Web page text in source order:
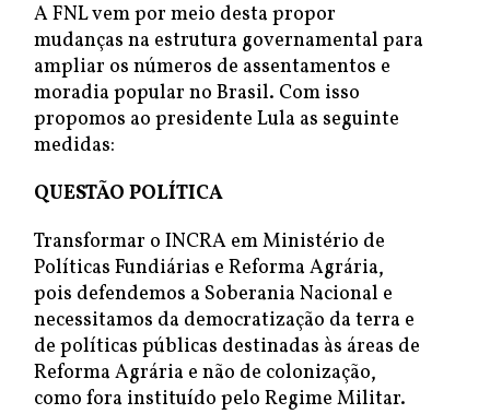
A FNL vem por meio desta propor
mudanças na estrutura governamental para
ampliar os números de assentamentos e
moradia popular no Brasil. Com isso
propomos ao presidente Lula as seguinte
medidas:
QUESTÃO POLÍTICA
Transformar o INCRA em Ministério de
Políticas Fundiárias e Reforma Agrária,
pois defendemos a Soberania Nacional e
necessitamos da democratização da terra e
de políticas públicas destinadas às áreas de
Reforma Agrária e não de colonização,
como fora instituído pelo Regime Militar.